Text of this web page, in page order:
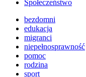
Społeczeństwo
bezdomni
edukacja
migranci
niepełnosprawność
pomoc
rodzina
sport